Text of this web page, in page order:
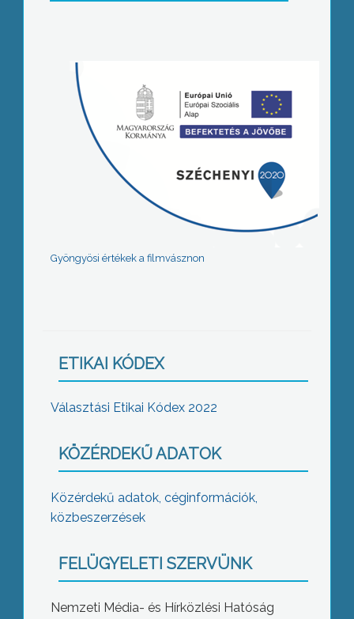
Gyöngyösi értékek a filmvásznon
ETIKAI KÓDEX
Választási Etikai Kódex 2022
KÖZÉRDEKŰ ADATOK
Közérdekű adatok, céginformációk,
közbeszerzések
FELÜGYELETI SZERVÜNK
Nemzeti Média- és Hírközlési Hatóság